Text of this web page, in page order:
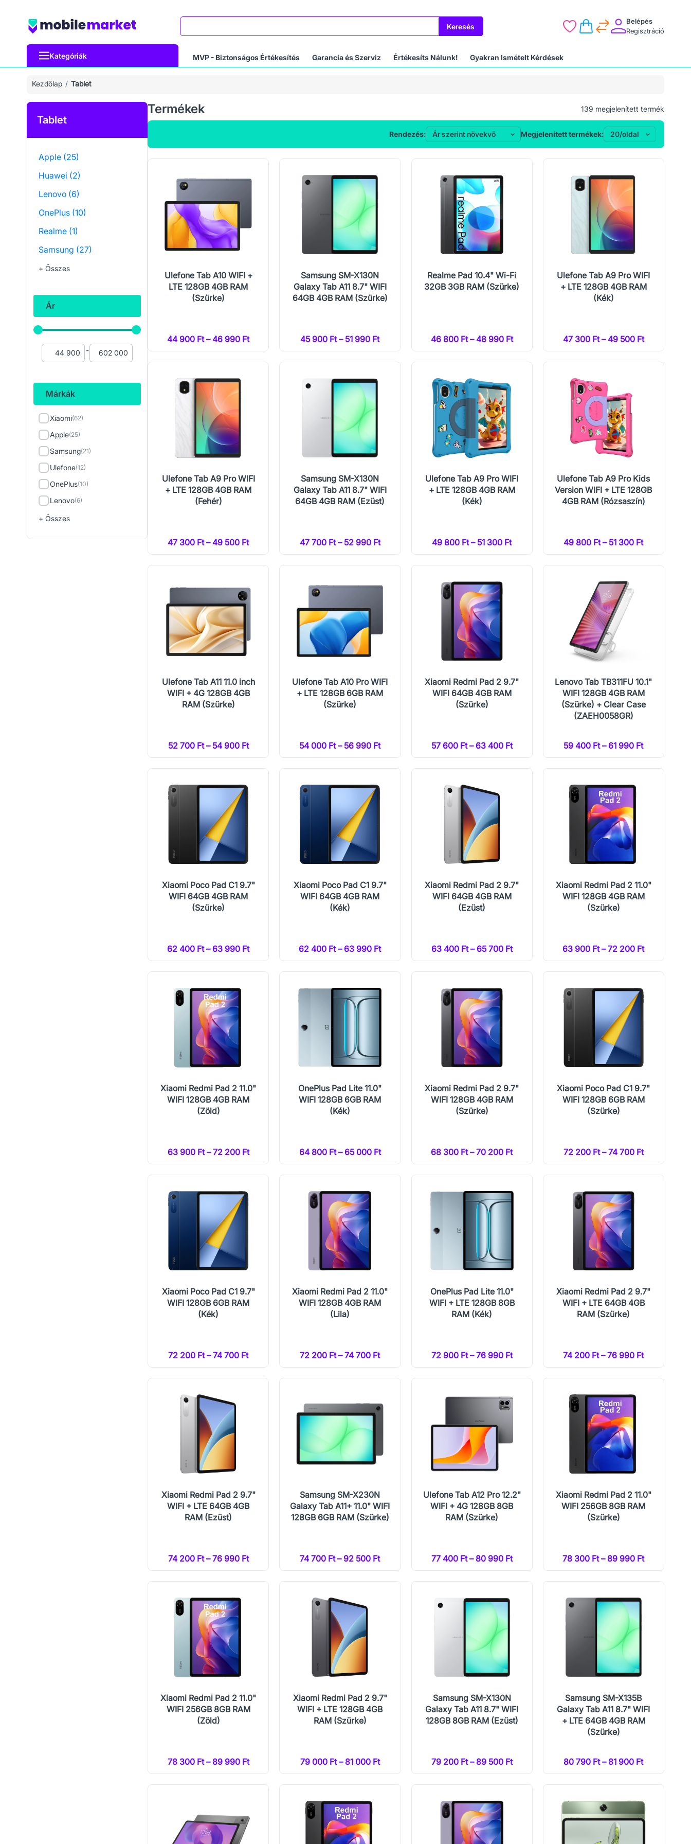
Keresés
Belépés
Regisztráció
Kategóriák MVP - Biztonságos Értékesítés Garancia és Szerviz Értékesíts Nálunk! Gyakran Ismételt Kérdések
Kezdőlap Tablet
Tablet
Apple (25)
Huawei (2)
Lenovo (6)
OnePlus (10)
Realme (1)
Samsung (27)
+ Összes
Ár
-
Márkák
Xiaomi(62)
Apple(25)
Samsung(21)
Ulefone(12)
OnePlus(10)
Lenovo(6)
+ Összes
Termékek 139 megjelenített termék
Rendezés: Megjelenített termékek:
Ulefone Tab A10 WIFI +
LTE 128GB 4GB RAM
(Szürke)
44 900 Ft – 46 990 Ft
Samsung SM-X130N
Galaxy Tab A11 8.7" WIFI
64GB 4GB RAM (Szürke)
45 900 Ft – 51 990 Ft
Realme Pad 10.4" Wi-Fi
32GB 3GB RAM (Szürke)
46 800 Ft – 48 990 Ft
Ulefone Tab A9 Pro WIFI
+ LTE 128GB 4GB RAM
(Kék)
47 300 Ft – 49 500 Ft
Ulefone Tab A9 Pro WIFI
+ LTE 128GB 4GB RAM
(Fehér)
47 300 Ft – 49 500 Ft
Samsung SM-X130N
Galaxy Tab A11 8.7" WIFI
64GB 4GB RAM (Ezüst)
47 700 Ft – 52 990 Ft
Ulefone Tab A9 Pro WIFI
+ LTE 128GB 4GB RAM
(Kék)
49 800 Ft – 51 300 Ft
Ulefone Tab A9 Pro Kids
Version WIFI + LTE 128GB
4GB RAM (Rózsaszín)
49 800 Ft – 51 300 Ft
Ulefone Tab A11 11.0 inch
WIFI + 4G 128GB 4GB
RAM (Szürke)
52 700 Ft – 54 900 Ft
Ulefone Tab A10 Pro WIFI
+ LTE 128GB 6GB RAM
(Szürke)
54 000 Ft – 56 990 Ft
Xiaomi Redmi Pad 2 9.7"
WIFI 64GB 4GB RAM
(Szürke)
57 600 Ft – 63 400 Ft
Lenovo Tab TB311FU 10.1"
WIFI 128GB 4GB RAM
(Szürke) + Clear Case
(ZAEH0058GR)
59 400 Ft – 61 990 Ft
Xiaomi Poco Pad C1 9.7"
WIFI 64GB 4GB RAM
(Szürke)
62 400 Ft – 63 990 Ft
Xiaomi Poco Pad C1 9.7"
WIFI 64GB 4GB RAM
(Kék)
62 400 Ft – 63 990 Ft
Xiaomi Redmi Pad 2 9.7"
WIFI 64GB 4GB RAM
(Ezüst)
63 400 Ft – 65 700 Ft
Xiaomi Redmi Pad 2 11.0"
WIFI 128GB 4GB RAM
(Szürke)
63 900 Ft – 72 200 Ft
Xiaomi Redmi Pad 2 11.0"
WIFI 128GB 4GB RAM
(Zöld)
63 900 Ft – 72 200 Ft
OnePlus Pad Lite 11.0"
WIFI 128GB 6GB RAM
(Kék)
64 800 Ft – 65 000 Ft
Xiaomi Redmi Pad 2 9.7"
WIFI 128GB 4GB RAM
(Szürke)
68 300 Ft – 70 200 Ft
Xiaomi Poco Pad C1 9.7"
WIFI 128GB 6GB RAM
(Szürke)
72 200 Ft – 74 700 Ft
Xiaomi Poco Pad C1 9.7"
WIFI 128GB 6GB RAM
(Kék)
72 200 Ft – 74 700 Ft
Xiaomi Redmi Pad 2 11.0"
WIFI 128GB 4GB RAM
(Lila)
72 200 Ft – 74 700 Ft
OnePlus Pad Lite 11.0"
WIFI + LTE 128GB 8GB
RAM (Kék)
72 900 Ft – 76 990 Ft
Xiaomi Redmi Pad 2 9.7"
WIFI + LTE 64GB 4GB
RAM (Szürke)
74 200 Ft – 76 990 Ft
Xiaomi Redmi Pad 2 9.7"
WIFI + LTE 64GB 4GB
RAM (Ezüst)
74 200 Ft – 76 990 Ft
Samsung SM-X230N
Galaxy Tab A11+ 11.0" WIFI
128GB 6GB RAM (Szürke)
74 700 Ft – 92 500 Ft
Ulefone Tab A12 Pro 12.2"
WIFI + 4G 128GB 8GB
RAM (Szürke)
77 400 Ft – 80 990 Ft
Xiaomi Redmi Pad 2 11.0"
WIFI 256GB 8GB RAM
(Szürke)
78 300 Ft – 89 990 Ft
Xiaomi Redmi Pad 2 11.0"
WIFI 256GB 8GB RAM
(Zöld)
78 300 Ft – 89 990 Ft
Xiaomi Redmi Pad 2 9.7"
WIFI + LTE 128GB 4GB
RAM (Szürke)
79 000 Ft – 81 000 Ft
Samsung SM-X130N
Galaxy Tab A11 8.7" WIFI
128GB 8GB RAM (Ezüst)
79 200 Ft – 89 500 Ft
Samsung SM-X135B
Galaxy Tab A11 8.7" WIFI
+ LTE 64GB 4GB RAM
(Szürke)
80 790 Ft – 81 900 Ft